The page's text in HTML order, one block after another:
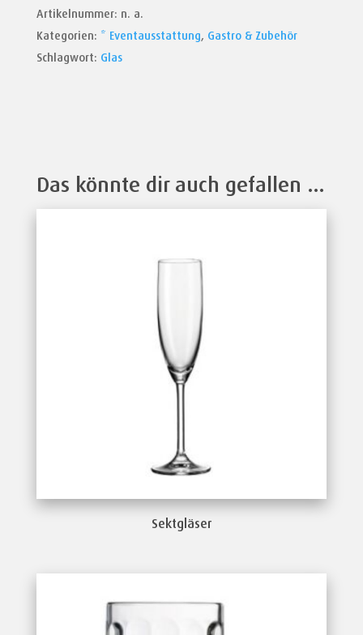
Artikelnummer: n. a.
Kategorien: * Eventausstattung, Gastro & Zubehör
Schlagwort: Glas
Das könnte dir auch gefallen …
Sektgläser